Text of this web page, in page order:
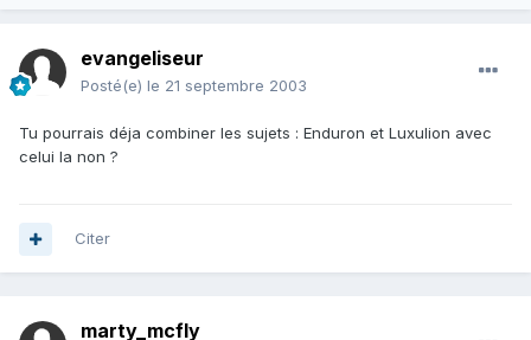
evangeliseur
Posté(e) le 21 septembre 2003
Tu pourrais déja combiner les sujets : Enduron et Luxulion avec
celui la non ?
Citer
marty_mcfly